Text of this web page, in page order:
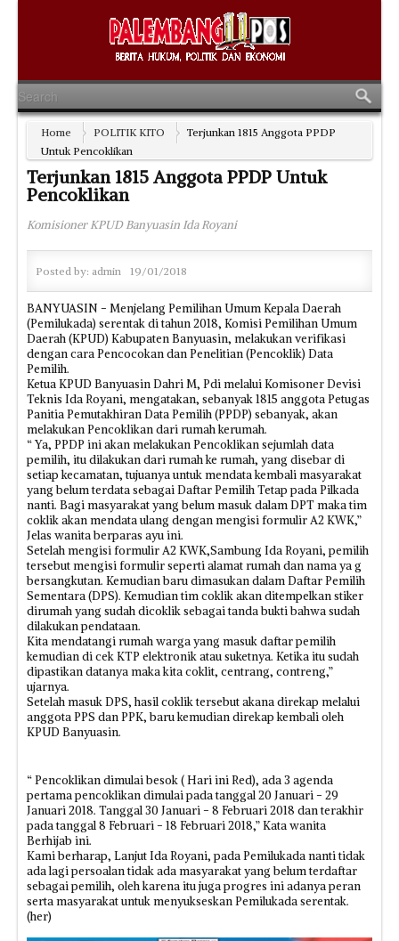
Home POLITIK KITO
Terjunkan 1815 Anggota PPDP
Untuk Pencoklikan
Terjunkan 1815 Anggota PPDP Untuk
Pencoklikan
Komisioner KPUD Banyuasin Ida Royani
Posted by: admin 19/01/2018
BANYUASIN - Menjelang Pemilihan Umum Kepala Daerah
(Pemilukada) serentak di tahun 2018, Komisi Pemilihan Umum
Daerah (KPUD) Kabupaten Banyuasin, melakukan verifikasi
dengan cara Pencocokan dan Penelitian (Pencoklik) Data
Pemilih.
Ketua KPUD Banyuasin Dahri M, Pdi melalui Komisoner Devisi
Teknis Ida Royani, mengatakan, sebanyak 1815 anggota Petugas
Panitia Pemutakhiran Data Pemilih (PPDP) sebanyak, akan
melakukan Pencoklikan dari rumah kerumah.
“ Ya, PPDP ini akan melakukan Pencoklikan sejumlah data
pemilih, itu dilakukan dari rumah ke rumah, yang disebar di
setiap kecamatan, tujuanya untuk mendata kembali masyarakat
yang belum terdata sebagai Daftar Pemilih Tetap pada Pilkada
nanti. Bagi masyarakat yang belum masuk dalam DPT maka tim
coklik akan mendata ulang dengan mengisi formulir A2 KWK,”
Jelas wanita berparas ayu ini.
Setelah mengisi formulir A2 KWK,Sambung Ida Royani, pemilih
tersebut mengisi formulir seperti alamat rumah dan nama ya g
bersangkutan. Kemudian baru dimasukan dalam Daftar Pemilih
Sementara (DPS). Kemudian tim coklik akan ditempelkan stiker
dirumah yang sudah dicoklik sebagai tanda bukti bahwa sudah
dilakukan pendataan.
Kita mendatangi rumah warga yang masuk daftar pemilih
kemudian di cek KTP elektronik atau suketnya. Ketika itu sudah
dipastikan datanya maka kita coklit, centrang, contreng,”
ujarnya.
Setelah masuk DPS, hasil coklik tersebut akana direkap melalui
anggota PPS dan PPK, baru kemudian direkap kembali oleh
KPUD Banyuasin.
“ Pencoklikan dimulai besok ( Hari ini Red), ada 3 agenda
pertama pencoklikan dimulai pada tanggal 20 Januari - 29
Januari 2018. Tanggal 30 Januari - 8 Februari 2018 dan terakhir
pada tanggal 8 Februari - 18 Februari 2018,” Kata wanita
Berhijab ini.
Kami berharap, Lanjut Ida Royani, pada Pemilukada nanti tidak
ada lagi persoalan tidak ada masyarakat yang belum terdaftar
sebagai pemilih, oleh karena itu juga progres ini adanya peran
serta masyarakat untuk menyukseskan Pemilukada serentak.
(her)